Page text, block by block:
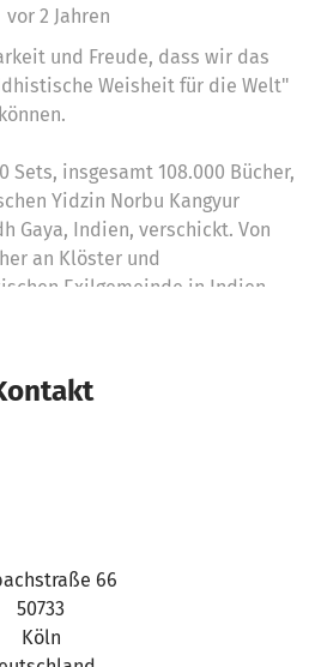
vor 2 Jahren
und Freude, dass wir das
Weisheit für die Welt"
Sets, insgesamt 108.000 Bücher,
Yidzin Norbu Kangyur
Gaya, Indien, verschickt. Von
an Klöster und
Exilgemeinde in Indien
Textsammlung der
damit erheblich erweitert
für Laienpraktizierende, die
Zugang zu dieser Art von
umfassende und segensreiche
30.000 Euro Spendengeldern
als erfüllt. 5.285,60 Euro
Kampagne auf Betterplace
66
50733
Köln